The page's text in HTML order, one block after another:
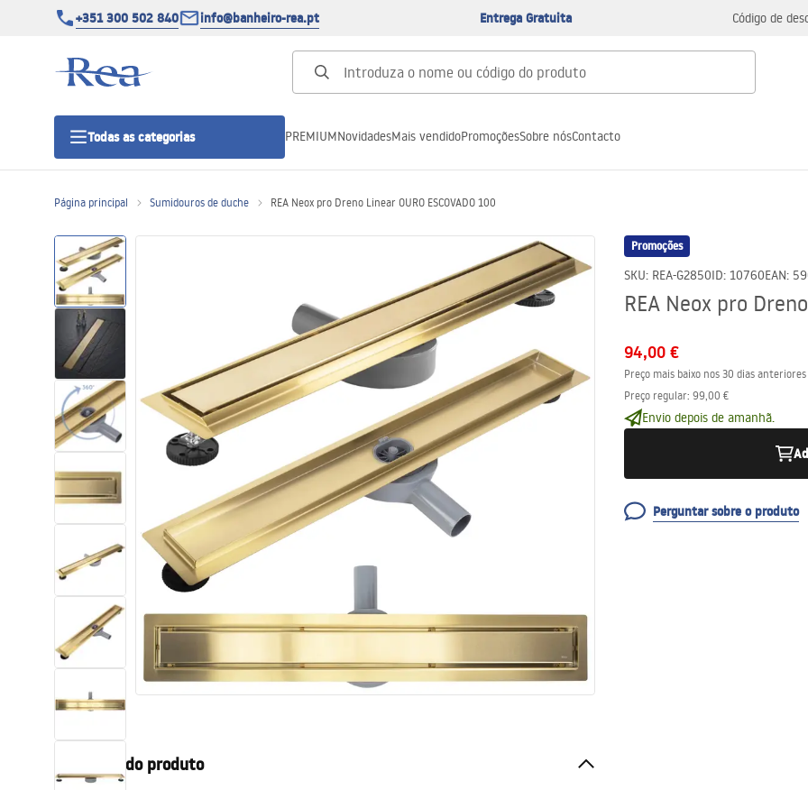
+351 300 502 840 info@banheiro-rea.pt Entrega Gratuita Código de
Todas as categorias
outras
Portas de duche
Bases de duche de casa de banho
Sumidouros de duche
Sanitas, lavatórios
Lava-louças e lavatórios de casa
de banho
Cabinas de duche de casa de
banho
Misturadores de casa de banho
Chuveiros de casa de banho
Cozinha
PREMIUMNovidadesMais vendidoPromoçõesSobre nósContacto
Página principal Sumidouros de duche REA Neox pro Dreno Linear OURO ESCOVADO 100
Promoções
SKU: REA-G2850ID: 10760EAN:
REA Neox pro
94,00 €
Preço mais baixo nos 30 dias
Preço regular: 99,00 €
Envio depois de amanhã.
Perguntar sobre o produto
Descrição do produto